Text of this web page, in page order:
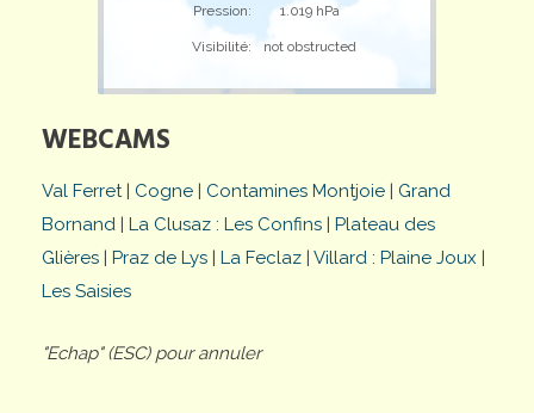
Pression: 1.019 hPa
Visibilité: not obstructed
WEBCAMS
Val Ferret| Cogne | Contamines Montjoie | Grand
Bornand | La Clusaz : Les Confins | Plateau des
Glières | Praz de Lys | La Feclaz | Villard : Plaine Joux |
Les Saisies
"Echap" (ESC) pour annuler